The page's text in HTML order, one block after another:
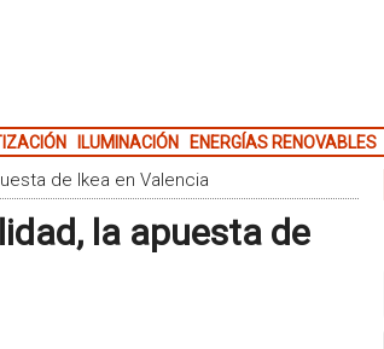
ILUMINACIÓN ENERGÍAS RENOVABLES
de Ikea en Valencia
la apuesta de